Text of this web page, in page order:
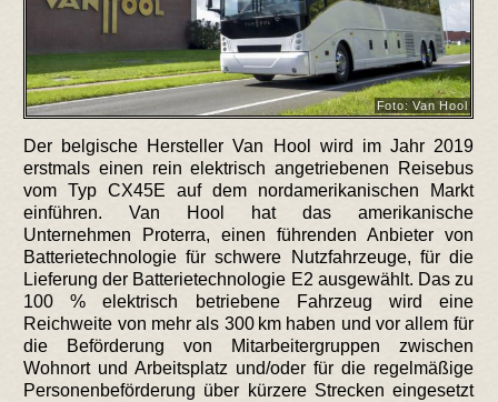
Foto: Van Hool
Der belgische Hersteller Van Hool wird im Jahr 2019
erstmals einen rein elektrisch angetriebenen Reisebus
vom Typ CX45E auf dem nordamerikanischen Markt
einführen. Van Hool hat das amerikanische
Unternehmen Proterra, einen führenden Anbieter von
Batterietechnologie für schwere Nutzfahrzeuge, für die
Lieferung der Batterietechnologie E2 ausgewählt. Das zu
100 % elektrisch betriebene Fahrzeug wird eine
Reichweite von mehr als 300 km haben und vor allem für
die Beförderung von Mitarbeitergruppen zwischen
Wohnort und Arbeitsplatz und/oder für die regelmäßige
Personenbeförderung über kürzere Strecken eingesetzt